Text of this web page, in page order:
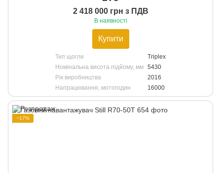
2 418 000 грн з ПДВ
В наявності
Купити
Тип щогли
Triplex
Номінальна висота підйому, мм 5430
Рік виробництва
2016
Напрацювання, мотогодин
16000
−17%